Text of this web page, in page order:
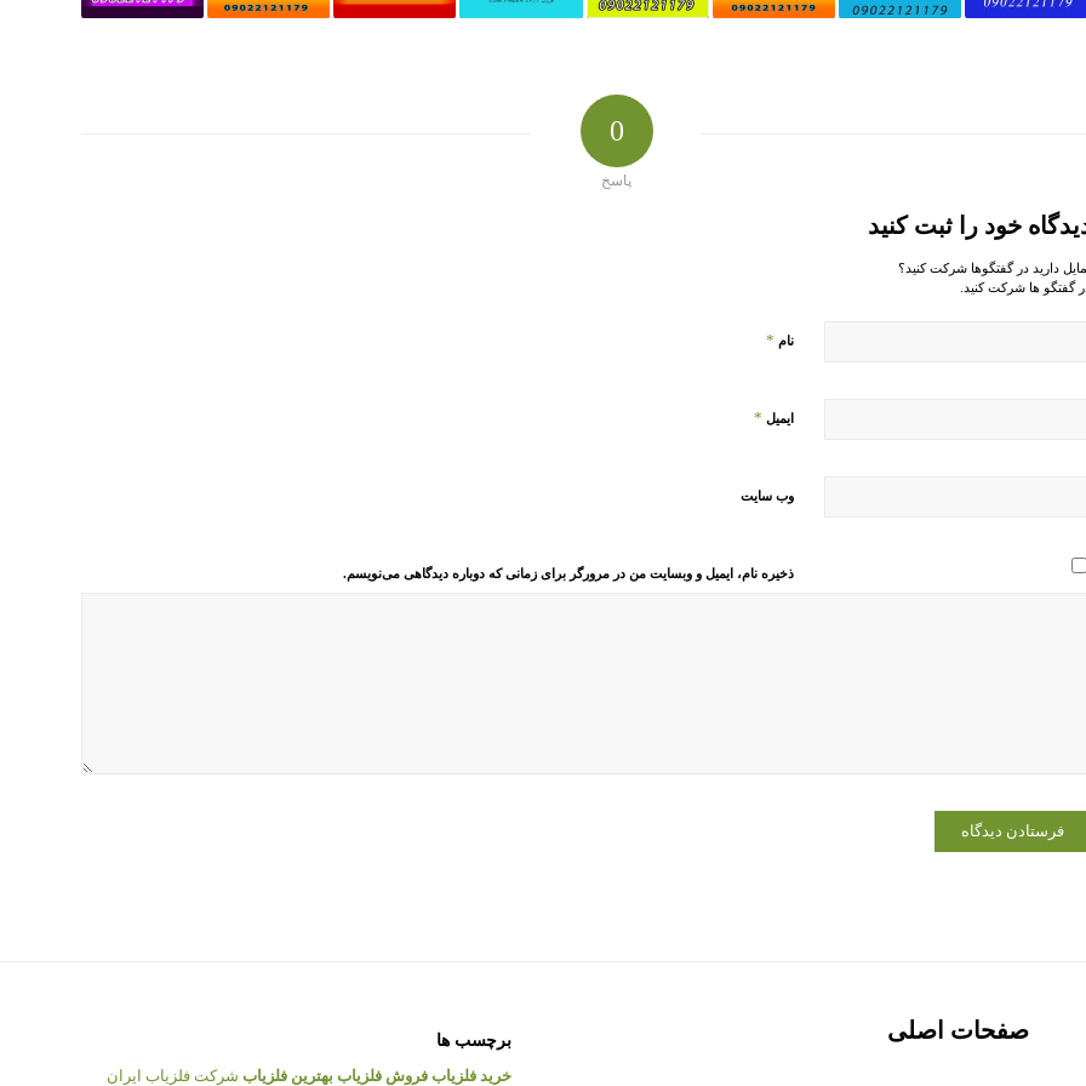
0
پاسخ
خود را ثبت کنید
دارید در گفتگوها شرکت کنید؟
گفتگو ها شرکت کنید.
نام *
ایمیل *
وب‌ سایت
ذخیره نام، ایمیل و وبسایت من در مرورگر برای زمانی که دوباره دیدگاهی می‌نویسم.
صفحات اصلی برچسب ها
خرید فلزیاب فروش فلزیاب بهترین فلزیاب شرکت فلزیاب ایران